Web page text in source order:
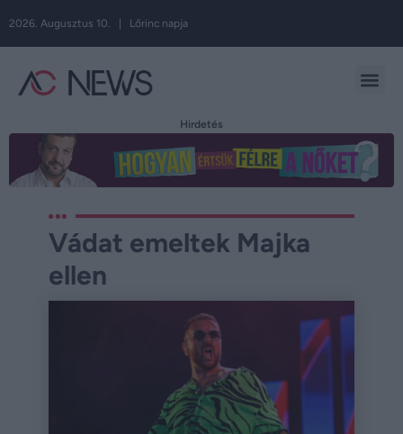
2026. Augusztus 10. | Lőrinc napja
Hirdetés
Vádat emeltek Majka
ellen